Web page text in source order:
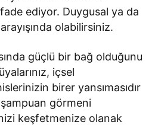
ediyor. Duygusal ya da
olabilirsiniz.
güçlü bir bağ olduğunu
içsel
birer yansımasıdır
görmeni
keşfetmenize olanak